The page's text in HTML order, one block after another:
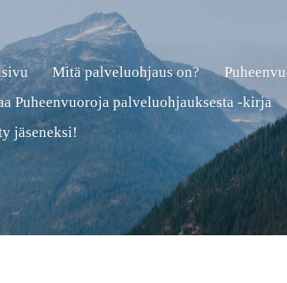
Mitä palveluohjaus on?
Puheenvuoroja palveluohjauksesta -kirja
jäseneksi!